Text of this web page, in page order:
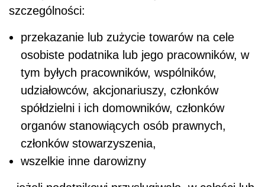
szczególności:
przekazanie lub zużycie towarów na cele
osobiste podatnika lub jego pracowników, w
tym byłych pracowników, wspólników,
udziałowców, akcjonariuszy, członków
spółdzielni i ich domowników, członków
organów stanowiących osób prawnych,
członków stowarzyszenia,
wszelkie inne darowizny